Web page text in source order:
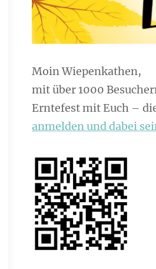
Moin Wiepenkathen,
mit über 1000
Erntefest mit Euch –
anmelden und dabei